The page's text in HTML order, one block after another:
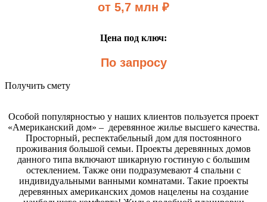
от 5,7 млн ₽
Цена под ключ:
По запросу
Получить смету
Особой популярностью у наших клиентов пользуется проект
«Американский дом» – деревянное жилье высшего качества.
Просторный, респектабельный дом для постоянного
проживания большой семьи. Проекты деревянных домов
данного типа включают шикарную гостиную с большим
остеклением. Также они подразумевают 4 спальни с
индивидуальными ванными комнатами. Такие проекты
деревянных американских домов нацелены на создание